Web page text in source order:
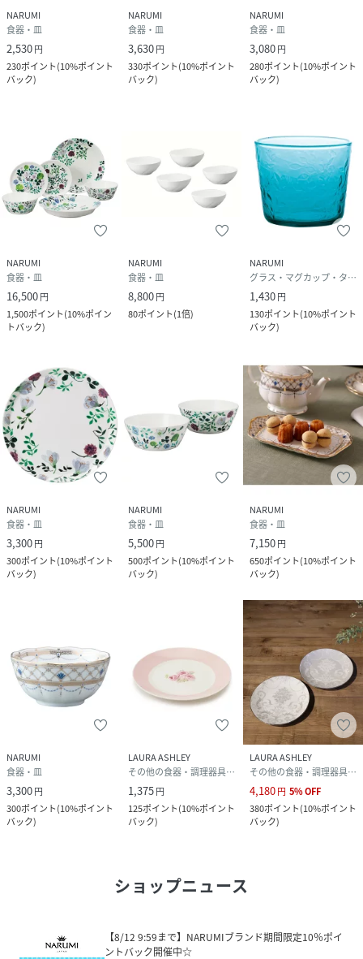
NARUMI
食器・皿
2,530円
230ポイント(10%ポイント
バック)
NARUMI
食器・皿
3,630円
330ポイント(10%ポイント
バック)
NARUMI
食器・皿
3,080円
280ポイント(10%ポイント
バック)
NARUMI
食器・皿
16,500円
1,500ポイント(10%ポイン
トバック)
NARUMI
食器・皿
8,800円
80ポイント(1倍)
NARUMI
グラス・マグカップ・タンブラー
1,430円
130ポイント(10%ポイント
バック)
NARUMI
食器・皿
3,300円
300ポイント(10%ポイント
バック)
NARUMI
食器・皿
5,500円
500ポイント(10%ポイント
バック)
NARUMI
食器・皿
7,150円
650ポイント(10%ポイント
バック)
NARUMI
食器・皿
3,300円
300ポイント(10%ポイント
バック)
LAURA ASHLEY
その他の食器・調理器具・キッチン用品
1,375円
125ポイント(10%ポイント
バック)
LAURA ASHLEY
その他の食器・調理器具・キッチン用品
4,180円 5%OFF
380ポイント(10%ポイント
バック)
ショップニュース
【8/12 9:59まで】NARUMIブランド期間限定10％ポイ
ントバック開催中☆